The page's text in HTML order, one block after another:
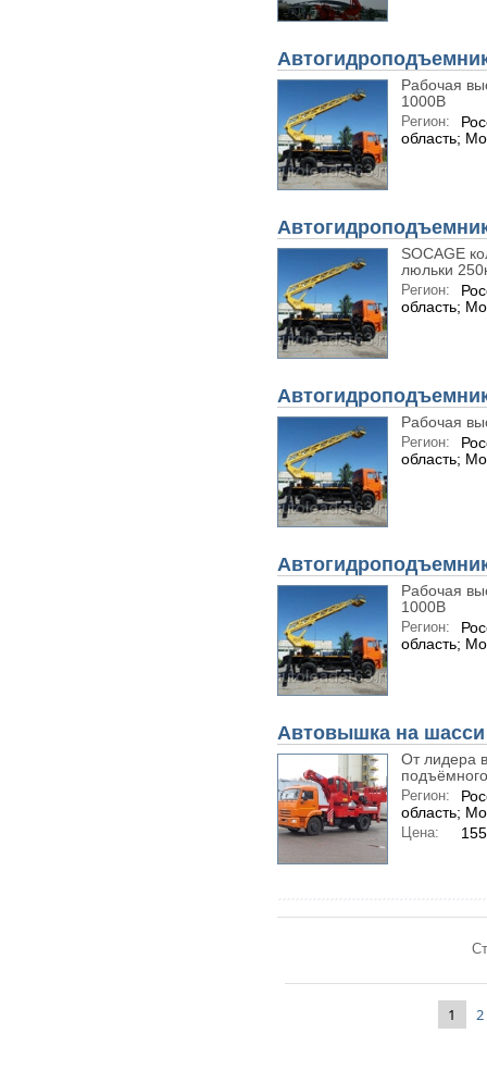
Рабочая
1000В
Регион:
область;
SOCAGE
люльки
Регион:
область;
Рабочая
Регион:
область;
Рабочая
1000В
Регион:
область;
Автовышка на шасси
От лидера
Регион:
область;
Цена:
1 2